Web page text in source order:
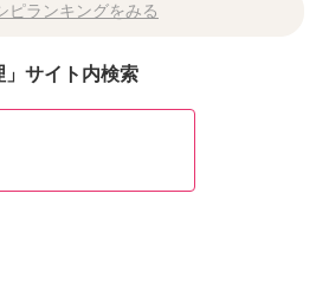
ピランキングをみる
」サイト内検索